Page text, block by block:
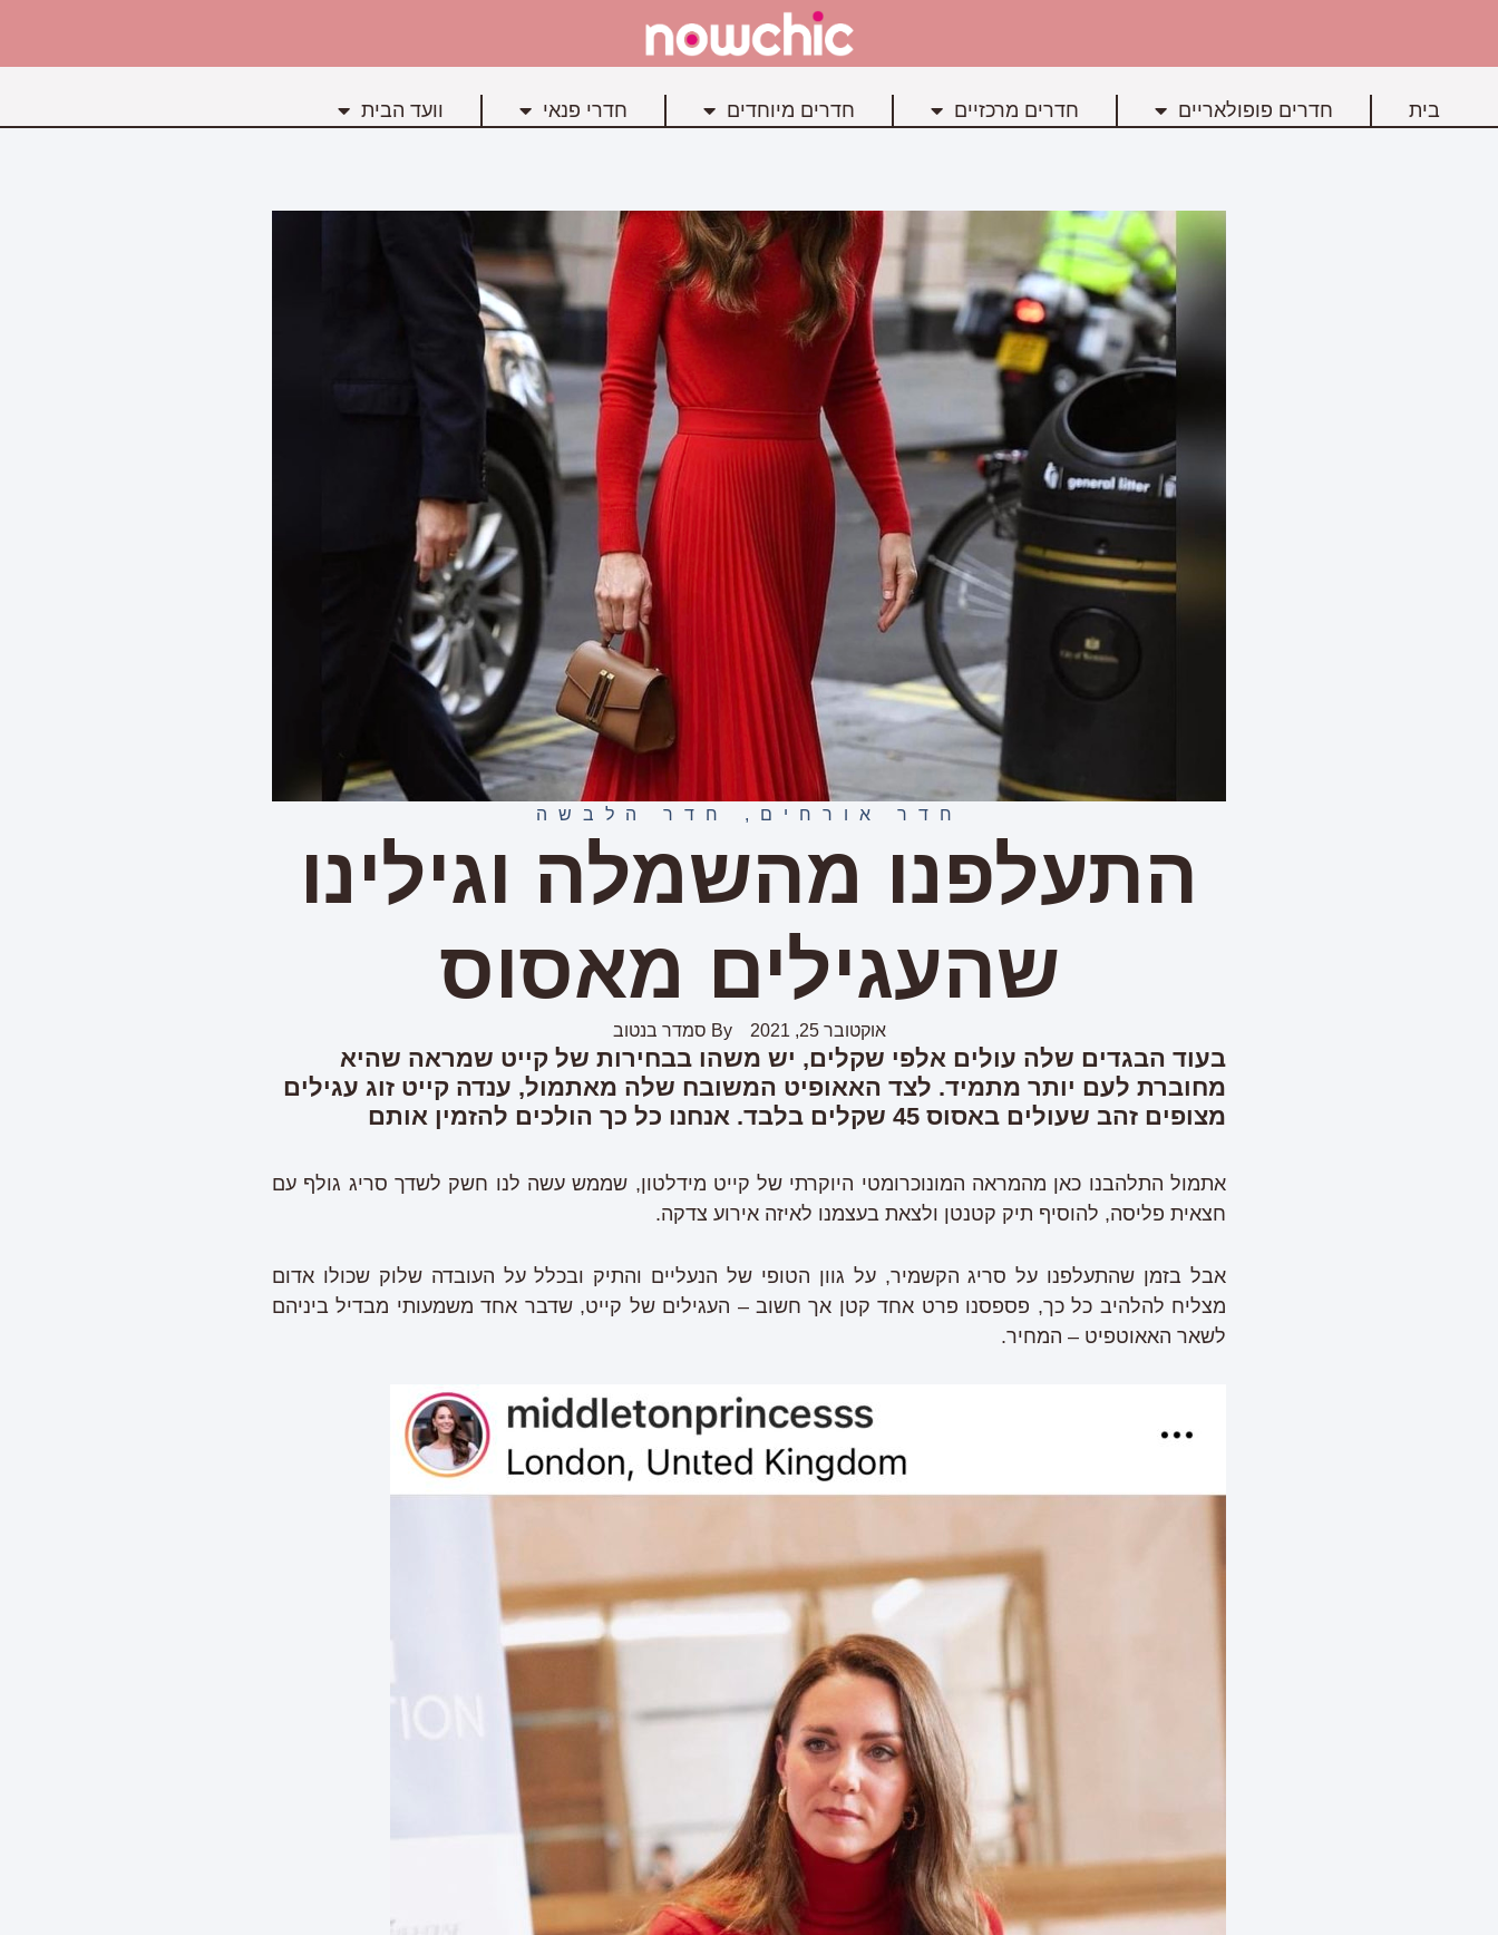
בית חדרים פופולאריים חדרים מרכזיים חדרים מיוחדים חדרי פנאי וועד הבית
חדר אורחים , חדר הלבשה
התעלפנו מהשמלה וגילינו
שהעגילים מאסוס
אוקטובר 25, 2021 By סמדר בנטוב
בעוד הבגדים שלה עולים אלפי שקלים, יש משהו בבחירות של קייט שמראה שהיא
מחוברת לעם יותר מתמיד. לצד האאופיט המשובח שלה מאתמול, ענדה קייט זוג עגילים
מצופים זהב שעולים באסוס 45 שקלים בלבד. אנחנו כל כך הולכים להזמין אותם
אתמול התלהבנו כאן מהמראה המונוכרומטי היוקרתי של קייט מידלטון, שממש עשה לנו חשק לשדך סריג גולף עם
חצאית פליסה, להוסיף תיק קטנטן ולצאת בעצמנו לאיזה אירוע צדקה.
אבל בזמן שהתעלפנו על סריג הקשמיר, על גוון הטופי של הנעליים והתיק ובכלל על העובדה שלוק שכולו אדום
מצליח להלהיב כל כך, פספסנו פרט אחד קטן אך חשוב – העגילים של קייט, שדבר אחד משמעותי מבדיל ביניהם
לשאר האאוטפיט – המחיר.